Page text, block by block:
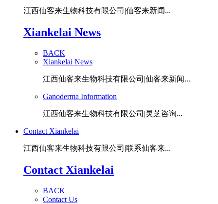
江西仙客来生物科技有限公司|仙客来新闻...
Xiankelai News
BACK
Xiankelai News
江西仙客来生物科技有限公司|仙客来新闻...
Ganoderma Information
江西仙客来生物科技有限公司|灵芝咨询...
Contact Xiankelai
江西仙客来生物科技有限公司|联系仙客来...
Contact Xiankelai
BACK
Contact Us